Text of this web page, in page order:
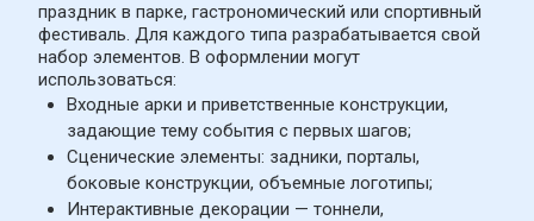
праздник в парке, гастрономический или спортивный
фестиваль. Для каждого типа разрабатывается свой
набор элементов. В оформлении могут
использоваться:
Входные арки и приветственные конструкции,
задающие тему события с первых шагов;
Сценические элементы: задники, порталы,
боковые конструкции, объемные логотипы;
Интерактивные декорации — тоннели,